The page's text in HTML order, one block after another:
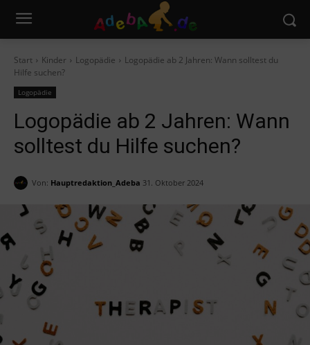
Start Kinder Logopädie
Logopädie ab 2 Jahren: Wann solltest du
Hilfe suchen?
Logopädie
Logopädie ab 2 Jahren: Wann
solltest du Hilfe suchen?
Von: Hauptredaktion_Adeba 31. Oktober 2024